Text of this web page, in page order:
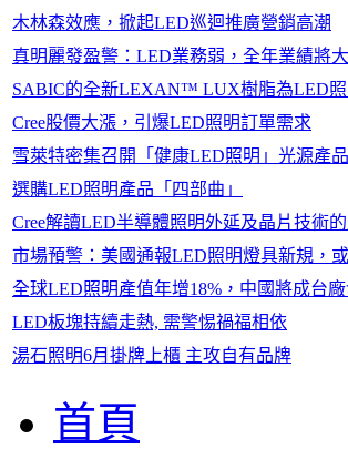
木林森效應，掀起LED巡迴推廣營銷高潮
真明麗發盈警：LED業務弱，全年業績將
SABIC的全新LEXAN™ LUX樹脂為LED
Cree股價大漲，引爆LED照明訂單需求
雪萊特密集召開「健康LED照明」光源產
選購LED照明產品「四部曲」
Cree解讀LED半導體照明外延及晶片技術
市場預警：美國通報LED照明燈具新規，
全球LED照明產值年增18%，中國將成台
LED板塊持續走熱, 需警惕禍福相依
湯石照明6月掛牌上櫃 主攻自有品牌
首頁